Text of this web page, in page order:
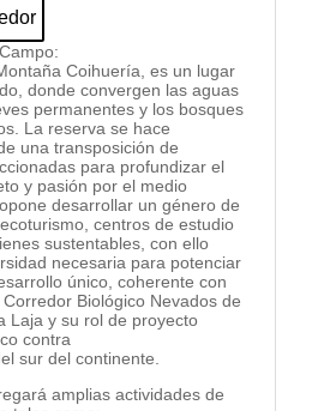
:
Coihuería, es un lugar
donde convergen las aguas
permanentes y los bosques
La reserva se hace
una transposición de
para profundizar el
y pasión por el medio
desarrollar un género de
centros de estudio
sustentables, con ello
necesaria para potenciar
único, coherente con
Biológico Nevados de
Laja y su rol de proyecto
contra
sur del continente.
amplias actividades de